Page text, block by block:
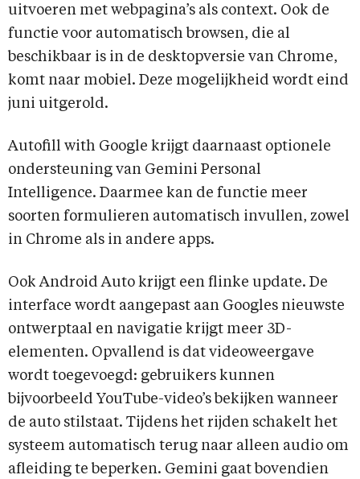
uitvoeren met webpagina’s als context. Ook de
functie voor automatisch browsen, die al
beschikbaar is in de desktopversie van Chrome,
komt naar mobiel. Deze mogelijkheid wordt eind
juni uitgerold.
Autofill with Google krijgt daarnaast optionele
ondersteuning van Gemini Personal
Intelligence. Daarmee kan de functie meer
soorten formulieren automatisch invullen, zowel
in Chrome als in andere apps.
Ook Android Auto krijgt een flinke update. De
interface wordt aangepast aan Googles nieuwste
ontwerptaal en navigatie krijgt meer 3D-
elementen. Opvallend is dat videoweergave
wordt toegevoegd: gebruikers kunnen
bijvoorbeeld YouTube-video’s bekijken wanneer
de auto stilstaat. Tijdens het rijden schakelt het
systeem automatisch terug naar alleen audio om
afleiding te beperken. Gemini gaat bovendien